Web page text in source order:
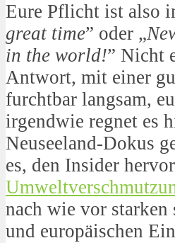
Eure Pflicht ist also
great time” oder „
in the world!” Nicht
Antwort, mit einer
furchtbar langsam,
irgendwie regnet es
Neuseeland-Dokus
es, den Insider
nach wie vor
und europäischen